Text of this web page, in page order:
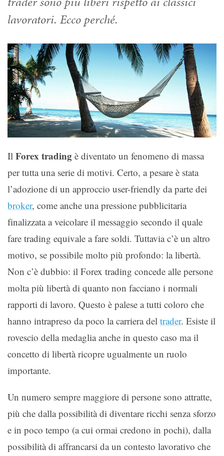
lavoratori. Ecco perché.
Il Forex trading è diventato un fenomeno di massa
per tutta una serie di motivi. Certo, a pesare è stata
l’adozione di un approccio user-friendly da parte dei
broker, come anche una pressione pubblicitaria
finalizzata a veicolare il messaggio secondo il quale
fare trading equivale a fare soldi. Tuttavia c’è un altro
motivo, se possibile molto più profondo: la libertà.
Non c’è dubbio: il Forex trading concede alle persone
molta più libertà di quanto non facciano i normali
rapporti di lavoro. Questo è palese a tutti coloro che
hanno intrapreso da poco la carriera del trader. Esiste il
rovescio della medaglia anche in questo caso ma il
concetto di libertà ricopre ugualmente un ruolo
importante.
Un numero sempre maggiore di persone sono attratte,
più che dalla possibilità di diventare ricchi senza sforzo
e in poco tempo (a cui ormai credono in pochi), dalla
possibilità di affrancarsi da un contesto lavorativo che